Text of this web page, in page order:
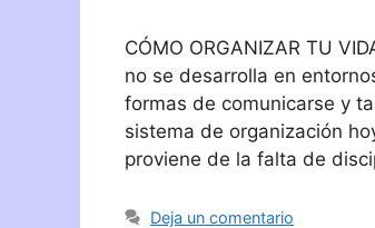
CÓMO ORGANIZAR TU
no se desarrolla en
formas de comunicarse y
sistema de organización
proviene de la falta de
Deja un comentario